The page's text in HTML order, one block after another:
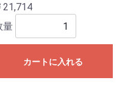
21,714
量
カートに入れる